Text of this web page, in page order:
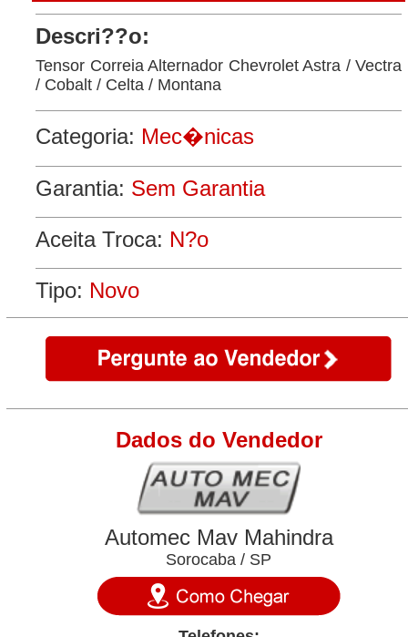
Descri??o:
Tensor Correia Alternador Chevrolet Astra / Vectra
/ Cobalt / Celta / Montana
Categoria: Mec�nicas
Garantia: Sem Garantia
Aceita Troca: N?o
Tipo: Novo
Dados do Vendedor
Automec Mav Mahindra
Sorocaba / SP